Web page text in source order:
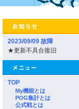
2023/09/09 故障
★更新不具合復旧
TOP
My機能とは
POG集計とは
公式戦とは